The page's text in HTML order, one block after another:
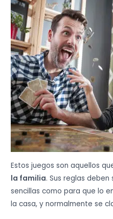
Estos juegos son aquellos
la familia. Sus reglas
sencillas como para que lo
la casa, y normalmente se